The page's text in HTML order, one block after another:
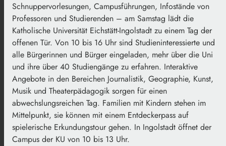
Schnuppervorlesungen, Campusführungen, Infostände von
Professoren und Studierenden – am Samstag lädt die
Katholische Universität Eichstätt-Ingolstadt zu einem Tag der
offenen Tür. Von 10 bis 16 Uhr sind Studieninteressierte und
alle Bürgerinnen und Bürger eingeladen, mehr über die Uni
und ihre über 40 Studiengänge zu erfahren. Interaktive
Angebote in den Bereichen Journalistik, Geographie, Kunst,
Musik und Theaterpädagogik sorgen für einen
abwechslungsreichen Tag. Familien mit Kindern stehen im
Mittelpunkt, sie können mit einem Entdeckerpass auf
spielerische Erkundungstour gehen. In Ingolstadt öffnet der
Campus der KU von 10 bis 13 Uhr.